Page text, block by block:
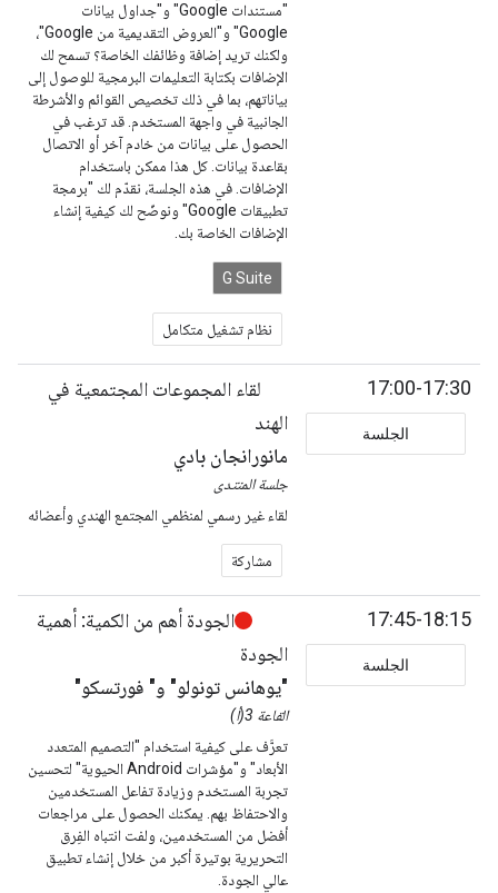
"مستندات Google" و"جداول بيانات
Google" و"العروض التقديمية من Google"،
ولكنك تريد إضافة وظائفك الخاصة؟ تسمح لك
الإضافات بكتابة التعليمات البرمجية للوصول إلى
بياناتهم، بما في ذلك تخصيص القوائم والأشرطة
الجانبية في واجهة المستخدم. قد ترغب في
الحصول على بيانات من خادم آخر أو الاتصال
بقاعدة بيانات. كل هذا ممكن باستخدام
الإضافات. في هذه الجلسة، نقدّم لك "برمجة
تطبيقات Google" ونوضّح لك كيفية إنشاء
الإضافات الخاصة بك.
G Suite
نظام تشغيل متكامل
17:00-17:30
الجلسة
لقاء المجموعات المجتمعية في
الهند
مانورانجان بادي
جلسة المنتدى
لقاء غير رسمي لمنظمي المجتمع الهندي وأعضائه
مشاركة
17:45-18:15
الجلسة
الجودة أهم من الكمية: أهمية
الجودة
"يوهانس تونولو" و" فورتسكو"
القاعة 3(أ)
تعرَّف على كيفية استخدام "التصميم المتعدد
الأبعاد" و"مؤشرات Android الحيوية" لتحسين
تجربة المستخدم وزيادة تفاعل المستخدمين
والاحتفاظ بهم. يمكنك الحصول على مراجعات
أفضل من المستخدمين، ولفت انتباه الفِرق
التحريرية بوتيرة أكبر من خلال إنشاء تطبيق
عالي الجودة.